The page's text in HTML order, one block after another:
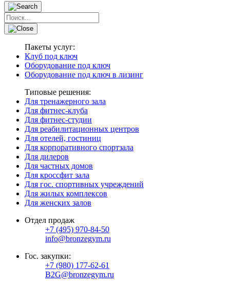
Пакеты услуг:
Клуб под ключ
Оборудование под ключ
Оборудование под ключ в лизинг
Типовые решения:
Для тренажерного зала
Для фитнес-клуба
Для фитнес-студии
Для реабилитационных центров
Для отелей, гостиниц
Для корпоративного спортзала
Для дилеров
Для частных домов
Для кроссфит зала
Для гос. спортивных учреждений
Для жилых комплексов
Для женских залов
Отдел продаж
+7 (495) 970-84-50
info@bronzegym.ru
Гос. закупки:
+7 (980) 177-62-61
B2G@bronzegym.ru